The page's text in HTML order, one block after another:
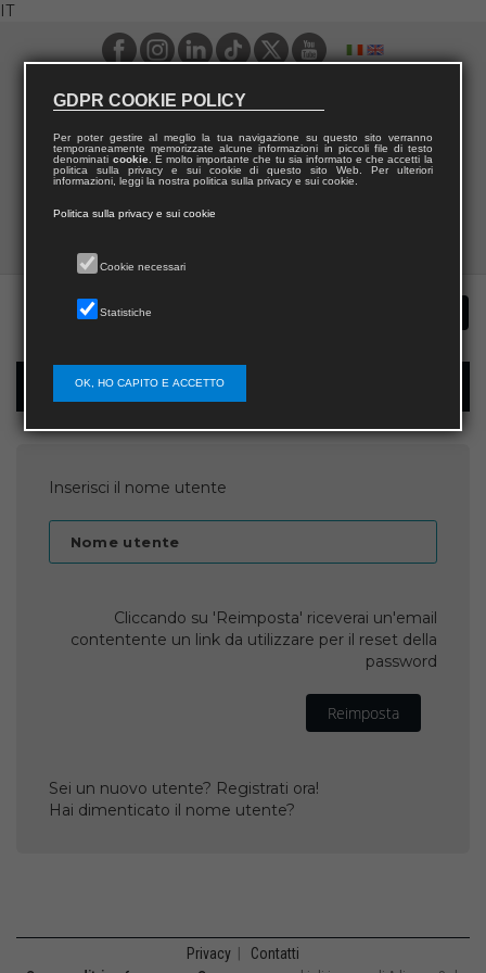
IT
Recupera password
Inserisci il nome utente
Nome utente
Cliccando su 'Reimposta' riceverai un'email
contentente un link da utilizzare per il reset della
password
Reimposta
Sei un nuovo utente? Registrati ora!
Hai dimenticato il nome utente?
Privacy Contatti
GDPR COOKIE POLICY
Per poter gestire al meglio la tua navigazione su questo sito verranno
temporaneamente memorizzate alcune informazioni in piccoli file di testo
denominati cookie. È molto importante che tu sia informato e che accetti la
politica sulla privacy e sui cookie di questo sito Web. Per ulteriori
informazioni, leggi la nostra politica sulla privacy e sui cookie.
Politica sulla privacy e sui cookie
Cookie necessari
Statistiche
OK, HO CAPITO E ACCETTO